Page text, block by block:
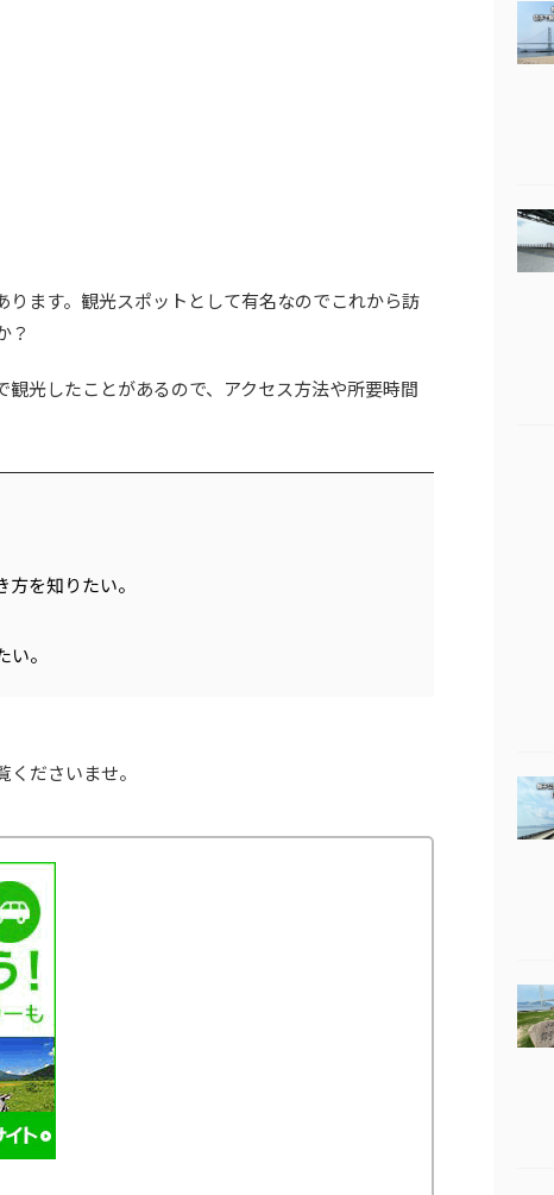
ります。観光スポットとして有名なのでこれから訪
？
光したことがあるので、アクセス方法や所要時間
を知りたい。
。
ださいませ。